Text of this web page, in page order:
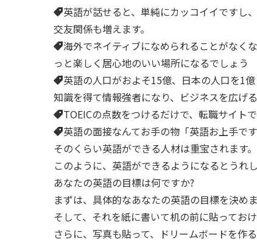
英語が話せると、単純にカッコイイですし
交友関係も増えます。
海外でネイティブになめられることがなく
っと楽しく居心地のいい場所になるでしょう
英語の人口がおよそ15億、日本の人口を1
知識を得て情報強者になり、ビジネスを広げ
TOEICの点数をつけるだけで、転職サイト
英語の面接なんてお手の物「英語お上手で
そのくらい英語ができる人材は重宝されます。
このように、英語ができるようになるとうれ
あなたの英語の目標は何ですか?
まずは、具体的なあなたの英語の目標を決めま
そして、それを紙に書いて机の前に貼ってお
さらに、写真も貼って、ドリームボードを作る